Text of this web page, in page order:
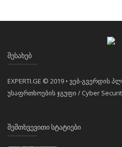
ᲨᲔᲡᲐᲮᲔᲑ
EXPERTI.GE © 2019 • ვებ-გვერდის
უსაფრთხოების ჯგუფი / Cyber
ᲨᲔᲛᲗᲮᲕᲔᲕᲘᲗᲘ ᲡᲢᲐᲢᲘᲔᲑᲘ